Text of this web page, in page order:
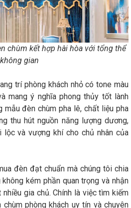
chùm kết hợp hài hòa với tổng thể
không gian
trí phòng khách nhỏ có tone màu
mang ý nghĩa phong thủy tốt lành
mẫu đèn chùm pha lê, chất liệu pha
thu hút nguồn năng lượng dương,
và vượng khí cho chủ nhân của
đèn đạt chuẩn mà chúng tôi chia
kém phần quan trọng và nhận
gia chủ. Chính là việc tìm kiếm
phòng khách uy tín và chuyên